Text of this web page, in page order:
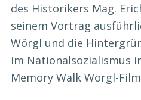
des Historikers Mag.
seinem Vortrag
Wörgl und die
im Nationalsozialismus
Memory Walk Wörgl-